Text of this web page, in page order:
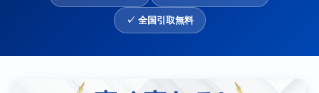
✓ 全国引取無料